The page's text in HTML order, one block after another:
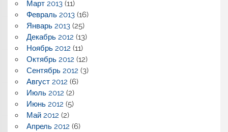
Март 2013(11)
Февраль 2013(16)
Январь 2013(25)
Декабрь 2012 (13)
Ноябрь 2012 (11)
Октябрь 2012 (12)
Сентябрь 2012 (3)
Август 2012 (6)
Июль 2012 (2)
Июнь 2012 (5)
Май 2012 (2)
Апрель 2012 (6)